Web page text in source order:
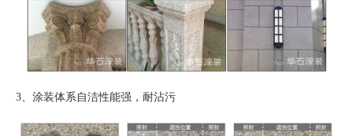
3、 涂装体系自洁性能强，耐沾污